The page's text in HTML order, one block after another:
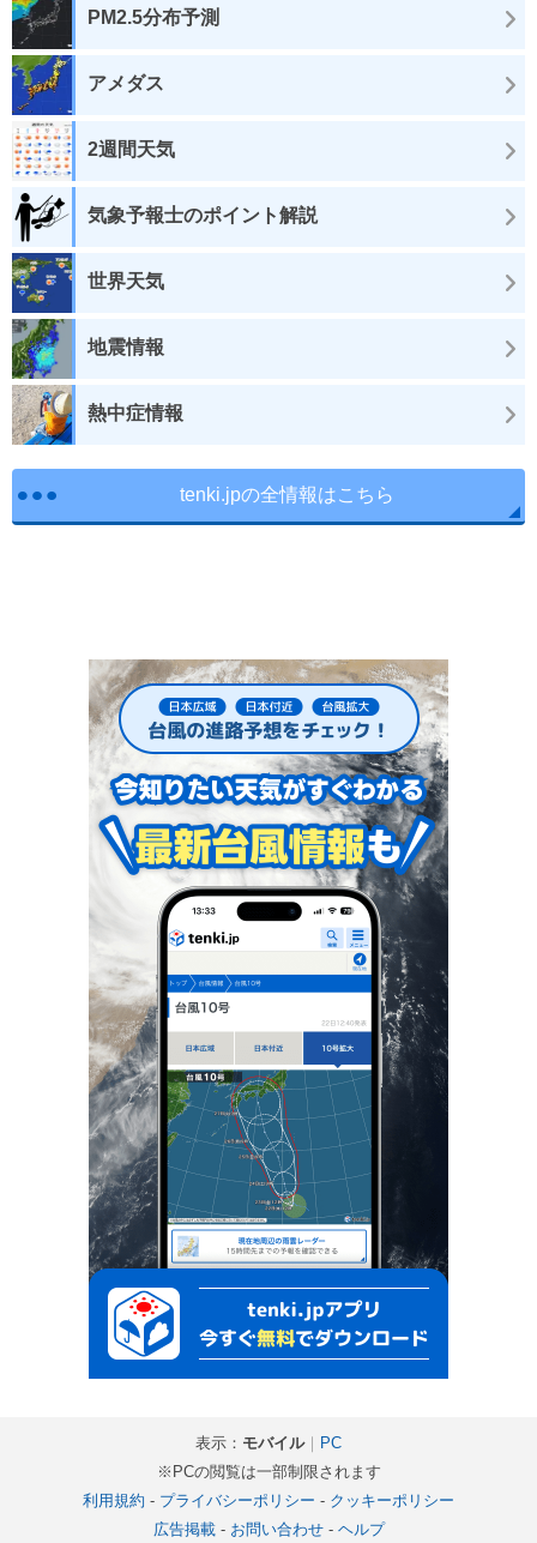
PM2.5分布予測
アメダス
2週間天気
気象予報士のポイント解説
世界天気
地震情報
熱中症情報
tenki.jpの全情報はこちら
表示： モバイル｜ PC
※PCの閲覧は一部制限されます
利用規約 - プライバシーポリシー - クッキーポリシー
広告掲載- お問い合わせ- ヘルプ